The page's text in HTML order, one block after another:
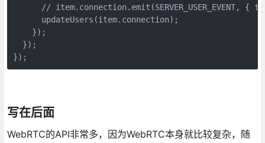
// item.connection.emit(SERVER_USER_EVENT, {
      updateUsers(item.connection);
    });
  });
});
写在后面
WebRTC的API非常多，因为WebRTC本身就比较复杂，随